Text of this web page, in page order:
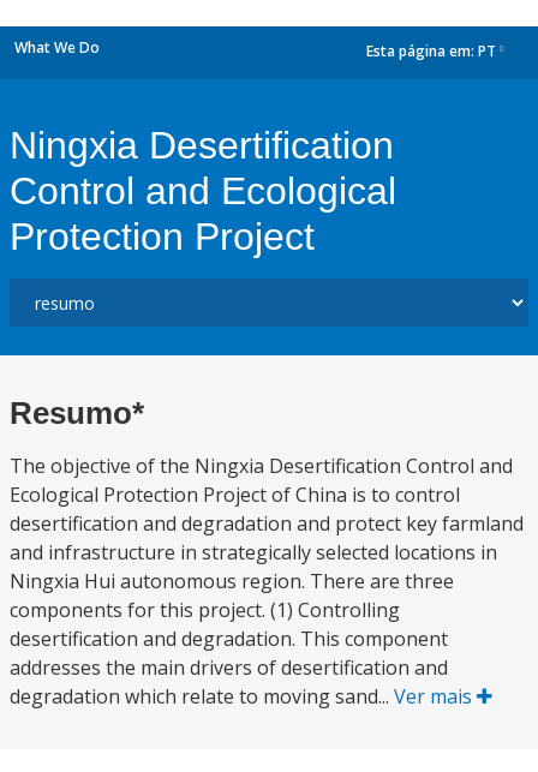
What We Do Esta página em: PT
Ningxia Desertification
Control and Ecological
Protection Project
Resumo*
The objective of the Ningxia Desertification Control and
Ecological Protection Project of China is to control
desertification and degradation and protect key farmland
and infrastructure in strategically selected locations in
Ningxia Hui autonomous region. There are three
components for this project. (1) Controlling
desertification and degradation. This component
addresses the main drivers of desertification and
degradation which relate to moving sand... Ver mais